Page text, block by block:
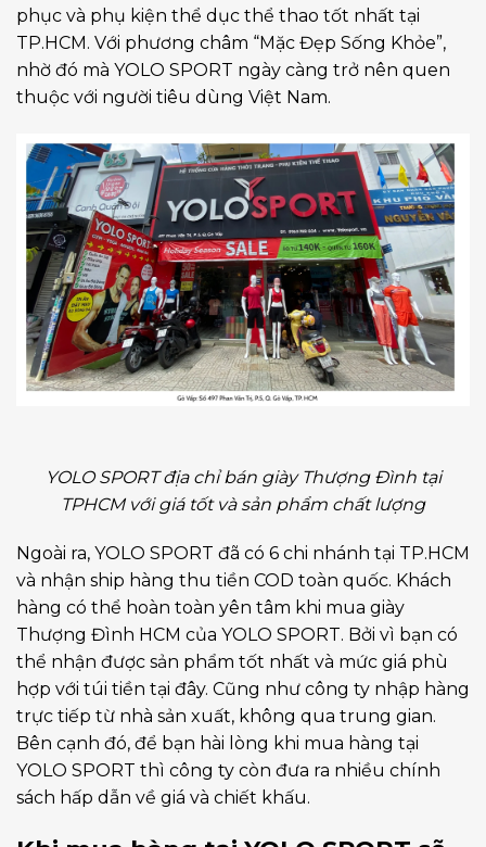
phục và phụ kiện thể dục thể thao tốt nhất tại
TP.HCM. Với phương châm “Mặc Đẹp Sống Khỏe”,
nhờ đó mà YOLO SPORT ngày càng trở nên quen
thuộc với người tiêu dùng Việt Nam.
YOLO SPORT địa chỉ bán giày Thượng Đình tại
TPHCM với giá tốt và sản phẩm chất lượng
Ngoài ra, YOLO SPORT đã có 6 chi nhánh tại TP.HCM
và nhận ship hàng thu tiền COD toàn quốc. Khách
hàng có thể hoàn toàn yên tâm khi mua giày
Thượng Đình HCM của YOLO SPORT. Bởi vì bạn có
thể nhận được sản phẩm tốt nhất và mức giá phù
hợp với túi tiền tại đây. Cũng như công ty nhập hàng
trực tiếp từ nhà sản xuất, không qua trung gian.
Bên cạnh đó, để bạn hài lòng khi mua hàng tại
YOLO SPORT thì công ty còn đưa ra nhiều chính
sách hấp dẫn về giá và chiết khấu.